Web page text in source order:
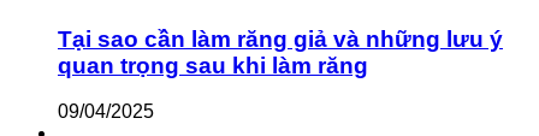
Tại sao cần làm răng giả và những lưu ý
quan trọng sau khi làm răng
09/04/2025